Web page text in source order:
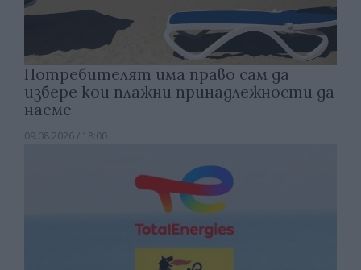
Потребителят има право сам да
избере кои плажни принадлежности да
наеме
09.08.2026 / 18:00